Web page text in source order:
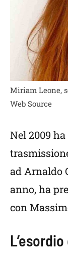
Miriam Leone,
Web Source
Nel 2009
ad Arnaldo
anno, ha
con